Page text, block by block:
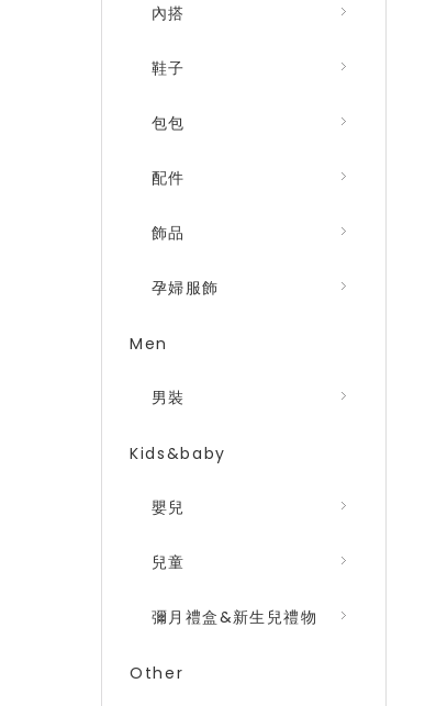
內搭
鞋子
包包
配件
飾品
孕婦服飾
Men
男裝
Kids&baby
嬰兒
兒童
彌月禮盒&新生兒禮物
Other